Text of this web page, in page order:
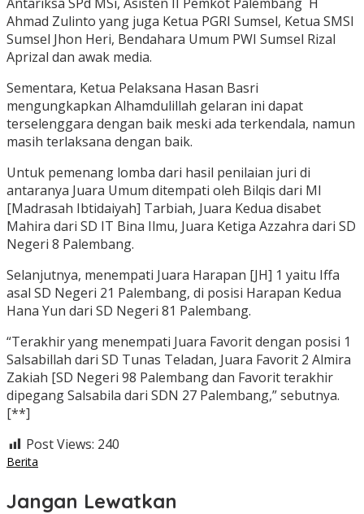
Ahmad Zulinto yang juga Ketua PGRI Sumsel, Ketua SMSI
Sumsel Jhon Heri, Bendahara Umum PWI Sumsel Rizal
Aprizal dan awak media.
Sementara, Ketua Pelaksana Hasan Basri
mengungkapkan Alhamdulillah gelaran ini dapat
terselenggara dengan baik meski ada terkendala, namun
masih terlaksana dengan baik.
Untuk pemenang lomba dari hasil penilaian juri di
antaranya Juara Umum ditempati oleh Bilqis dari MI
[Madrasah Ibtidaiyah] Tarbiah, Juara Kedua disabet
Mahira dari SD IT Bina Ilmu, Juara Ketiga Azzahra dari SD
Negeri 8 Palembang.
Selanjutnya, menempati Juara Harapan [JH] 1 yaitu Iffa
asal SD Negeri 21 Palembang, di posisi Harapan Kedua
Hana Yun dari SD Negeri 81 Palembang.
“Terakhir yang menempati Juara Favorit dengan posisi 1
Salsabillah dari SD Tunas Teladan, Juara Favorit 2 Almira
Zakiah [SD Negeri 98 Palembang dan Favorit terakhir
dipegang Salsabila dari SDN 27 Palembang,” sebutnya.
[**]
Post Views: 240
Berita
Jangan Lewatkan